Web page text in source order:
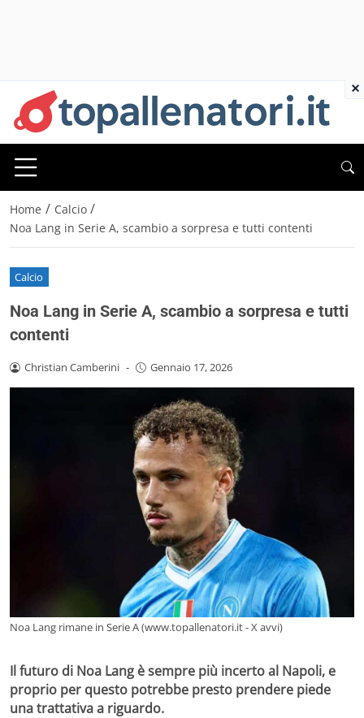
Home / Calcio /
Noa Lang in Serie A, scambio a sorpresa e tutti contenti
Calcio
Noa Lang in Serie A, scambio a sorpresa e tutti
contenti
Christian Camberini - Gennaio 17, 2026
Noa Lang rimane in Serie A (www.topallenatori.it - X avvi)
Il futuro di Noa Lang è sempre più incerto al Napoli, e
proprio per questo potrebbe presto prendere piede
una trattativa a riguardo.
×